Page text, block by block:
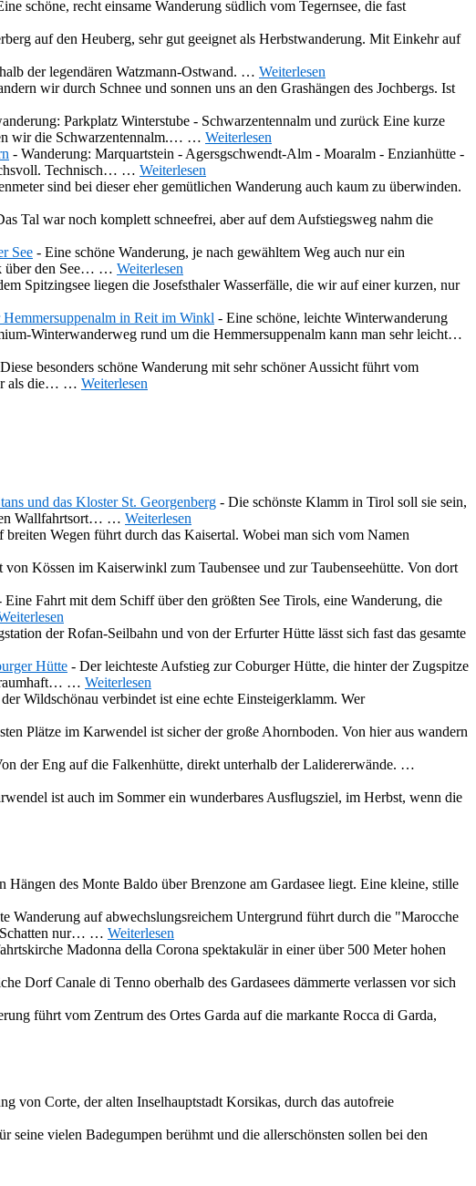
schöne, recht einsame Wanderung südlich vom Tegernsee, die fast
auf den Heuberg, sehr gut geeignet als Herbstwanderung. Mit Einkehr auf
der legendären Watzmann-Ostwand. … Weiterlesen
wir durch Schnee und sonnen uns an den Grashängen des Jochbergs. Ist
Parkplatz Winterstube - Schwarzentennalm und zurück Eine kurze
wir die Schwarzentennalm.… … Weiterlesen
- Wanderung: Marquartstein - Agersgschwendt-Alm - Moaralm - Enzianhütte -
Technisch… … Weiterlesen
sind bei dieser eher gemütlichen Wanderung auch kaum zu überwinden.
Tal war noch komplett schneefrei, aber auf dem Aufstiegsweg nahm die
See - Eine schöne Wanderung, je nach gewähltem Weg auch nur ein
über den See… … Weiterlesen
Spitzingsee liegen die Josefsthaler Wasserfälle, die wir auf einer kurzen, nur
in Reit im Winkl - Eine schöne, leichte Winterwanderung
Winterwanderweg rund um die Hemmersuppenalm kann man sehr leicht…
Diese besonders schöne Wanderung mit sehr schöner Aussicht führt vom
als die… … Weiterlesen
und das Kloster St. Georgenberg - Die schönste Klamm in Tirol soll sie sein,
Wallfahrtsort… … Weiterlesen
Wegen führt durch das Kaisertal. Wobei man sich vom Namen
Kössen im Kaiserwinkl zum Taubensee und zur Taubenseehütte. Von dort
Eine Fahrt mit dem Schiff über den größten See Tirols, eine Wanderung, die
der Rofan-Seilbahn und von der Erfurter Hütte lässt sich fast das gesamte
Hütte - Der leichteste Aufstieg zur Coburger Hütte, die hinter der Zugspitze
… Weiterlesen
Wildschönau verbindet ist eine echte Einsteigerklamm. Wer
Plätze im Karwendel ist sicher der große Ahornboden. Von hier aus wandern
der Eng auf die Falkenhütte, direkt unterhalb der Lalidererwände. …
ist auch im Sommer ein wunderbares Ausflugsziel, im Herbst, wenn die
Hängen des Monte Baldo über Brenzone am Gardasee liegt. Eine kleine, stille
Wanderung auf abwechslungsreichem Untergrund führt durch die "Marocche
nur… … Weiterlesen
Madonna della Corona spektakulär in einer über 500 Meter hohen
Dorf Canale di Tenno oberhalb des Gardasees dämmerte verlassen vor sich
führt vom Zentrum des Ortes Garda auf die markante Rocca di Garda,
von Corte, der alten Inselhauptstadt Korsikas, durch das autofreie
seine vielen Badegumpen berühmt und die allerschönsten sollen bei den